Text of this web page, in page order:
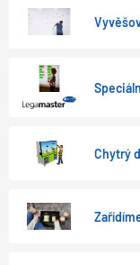
Chytrý